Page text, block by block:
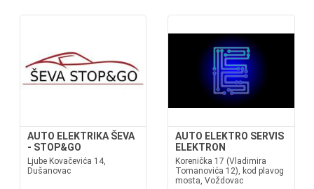
AUTO ELEKTRIKA ŠEVA
- STOP&GO
Ljube Kovačevića 14,
Dušanovac
AUTO ELEKTRO SERVIS
ELEKTRON
Korenička 17 (Vladimira
Tomanovića 12), kod plavog
mosta, Voždovac